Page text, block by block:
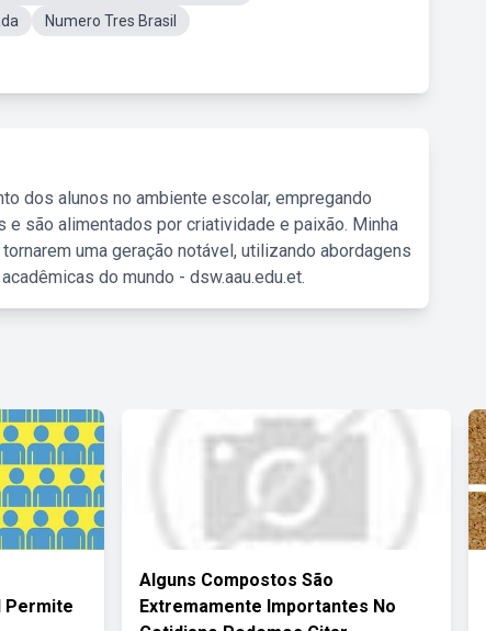
Numero Tres Brasil
dos alunos no ambiente escolar, empregando
são alimentados por criatividade e paixão. Minha
uma geração notável, utilizando abordagens
do mundo - dsw.aau.edu.et.
Permite
Alguns Compostos São
Extremamente Importantes No